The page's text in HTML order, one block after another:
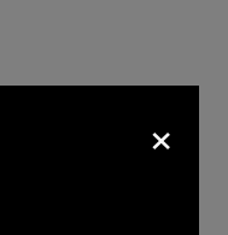
der Kritiker eher
×